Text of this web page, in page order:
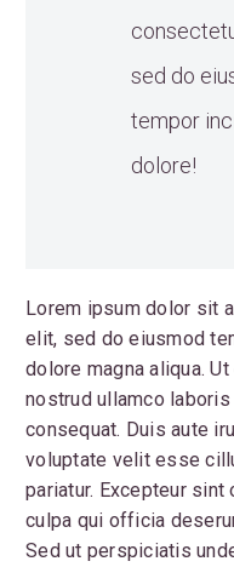
sed do
tempor
dolore!
Lorem ipsum dolor sit
elit, sed do eiusmod
dolore magna aliqua.
nostrud ullamco
consequat. Duis aute
voluptate velit esse
pariatur. Excepteur sint
culpa qui officia
Sed ut perspiciatis